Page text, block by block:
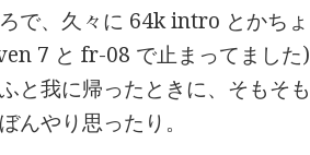
で、久々に 64k intro とかちょ
7 と fr-08 で止まってました)
と我に帰ったときに、そもそも
んやり思ったり。